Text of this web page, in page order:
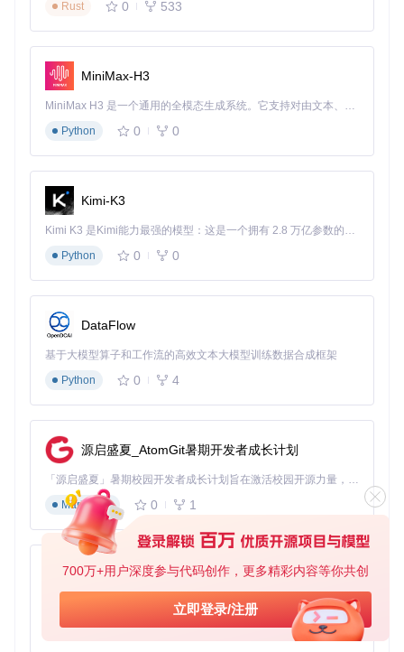
700万+用户深度参与代码创作，更多精彩内容等你共创
立即登录/注册
Rust
0 533
MiniMax-H3
MiniMax H3 是一个通用的全模态生成系统。它支持对由文本、图像、视频和音频组成的多模态上下文进行统一理解，并能生成分辨率高达 2K、时长可达 15 秒的带原生立体声音频的视频。得益于面向任务泛化的系统设计，H3 在预训练阶段就已具备广泛的多模态上下文理解与生成能力，能够出色地执行复杂的多模态指令。
Python
0 0
Kimi-K3
Kimi K3 是Kimi能力最强的模型：这是一个拥有 2.8 万亿参数的混合专家（MoE）模型，具备原生视觉理解能力，并支持 100 万 token 的上下文窗口。
Python
0 0
DataFlow
基于大模型算子和工作流的高效文本大模型训练数据合成框架
Python
0 4
源启盛夏_AtomGit暑期开发者成长计划
「源启盛夏」暑期校园开发者成长计划旨在激活校园开源力量，通过积分激励、认证扶持、资源倾斜等形式，引导高校组织和开发者完成「入驻 — 建项目 — 做贡献 — 获认证 — 得资源」的完整闭环。无论你是想带领社团入驻平台的组织者，还是希望用代码贡献证明自己的开发者，都能在这里找到属于你的成长路径。
Markdown
0 1
py-xiaozhi
基于Python的Xiaozhi AI，适用于想要完整Xiaozhi体验而无需拥有专用硬件的用户。
Python
0 1